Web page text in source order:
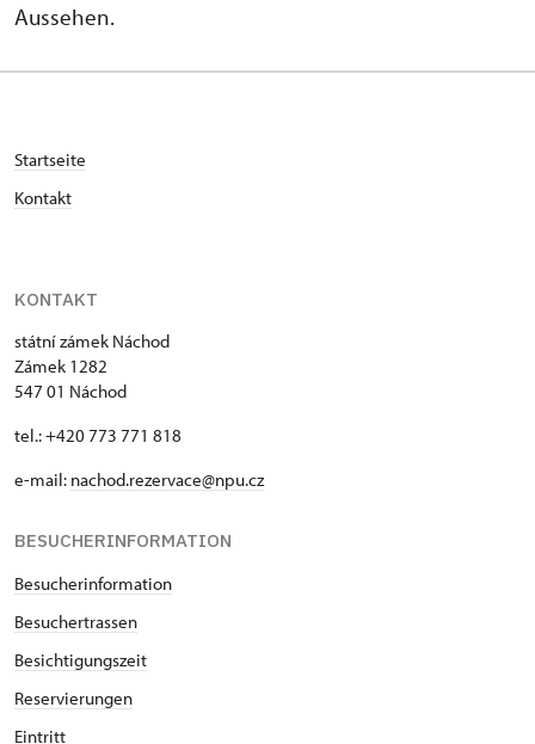
Aussehen.
Startseite
Kontakt
KONTAKT
státní zámek Náchod
Zámek 1282
547 01 Náchod
tel.: +420 773 771 818
e-mail: nachod.rezervace@npu.cz
BESUCHERINFORMATION
Besucherinformation
Besuchertrassen
Besichtigungszeit
Reservierungen
Eintritt